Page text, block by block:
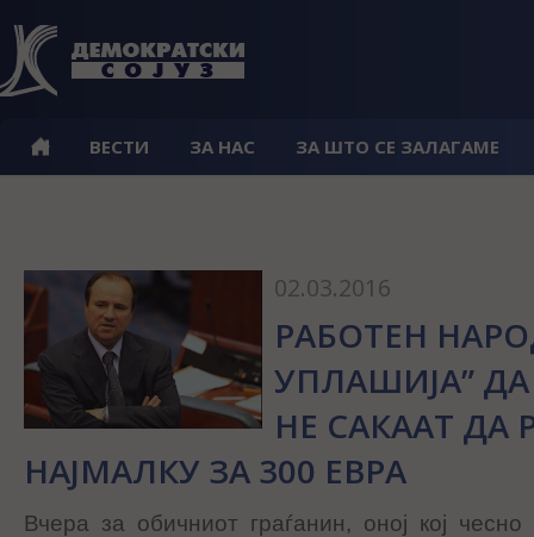
ВЕСТИ ЗА НАС ЗА ШТО СЕ ЗАЛАГАМЕ
02.03.2016
РАБОТЕН
УПЛАШИЈА”
НЕ САКААТ ДА
НАЈМАЛКУ ЗА 300 ЕВРА
Вчера за обичниот граѓанин, оној кој